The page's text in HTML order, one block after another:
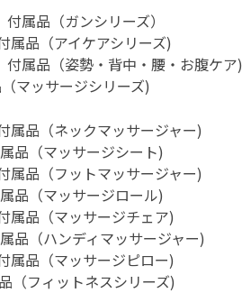
付属品（ガンシリーズ）
属品（アイケアシリーズ)
付属品（姿勢・背中・腰・お腹ケア)
マッサージシリーズ)
属品（ネックマッサージャー)
品（マッサージシート)
属品（フットマッサージャー)
品（マッサージロール)
属品（マッサージチェア)
品（ハンディマッサージャー)
属品（マッサージピロー)
（フィットネスシリーズ)